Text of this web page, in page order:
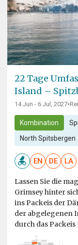
22 Tage
Island –
14 Jun - 6 Jul, 2027•
Kombination
North Spitsbergen
EN DE LA
Lassen Sie die
Grimsey hinter
ins Packeis der
der abgelegenen
durch das